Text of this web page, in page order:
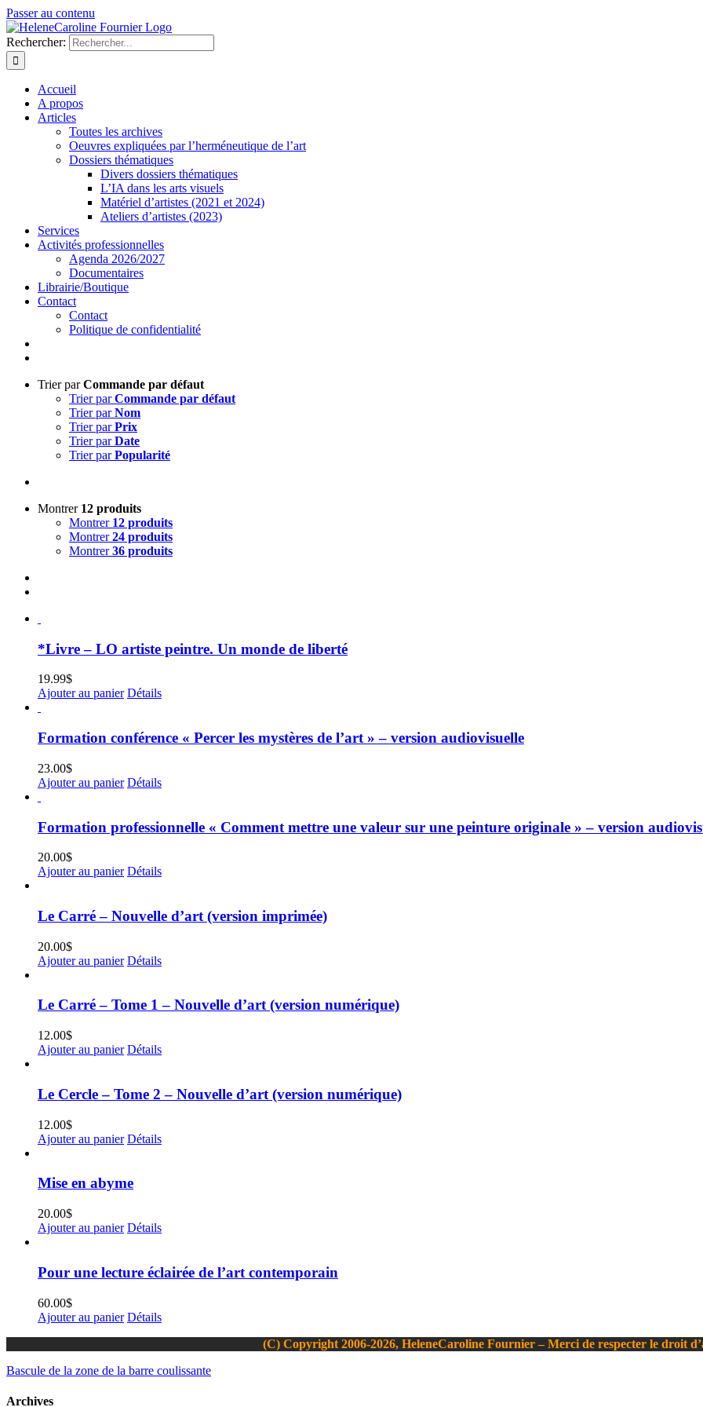
Passer au contenu
Rechercher:
Accueil
A propos
Articles
Toutes les archives
Oeuvres expliquées par l’herméneutique de l’art
Dossiers thématiques
Divers dossiers thématiques
L’IA dans les arts visuels
Matériel d’artistes (2021 et 2024)
Ateliers d’artistes (2023)
Services
Activités professionnelles
Agenda 2026/2027
Documentaires
Librairie/Boutique
Contact
Contact
Politique de confidentialité
Trier parCommande par défaut
Trier parCommande par défaut
Trier parNom
Trier parPrix
Trier parDate
Trier parPopularité
Montrer 12 produits
Montrer 12 produits
Montrer24 produits
Montrer36 produits
*Livre – LO artiste peintre. Un monde de liberté
19.99$
Ajouter au panier Détails
Formation conférence « Percer les mystères de l’art » – version audiovisuelle
23.00$
Ajouter au panier Détails
Formation professionnelle « Comment mettre une valeur sur une peinture originale » – version
20.00$
Ajouter au panier Détails
Le Carré – Nouvelle d’art (version imprimée)
20.00$
Ajouter au panier Détails
Le Carré – Tome 1 – Nouvelle d’art (version numérique)
12.00$
Ajouter au panier Détails
Le Cercle – Tome 2 – Nouvelle d’art (version numérique)
12.00$
Ajouter au panier Détails
Mise en abyme
20.00$
Ajouter au panier Détails
Pour une lecture éclairée de l’art contemporain
60.00$
Ajouter au panier Détails
(C) Copyright 2006-2026, HeleneCaroline Fournier – Merci de respecter le droit
Bascule de la zone de la barre coulissante
Archives